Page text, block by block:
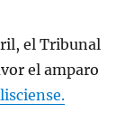
el Tribunal
el amparo